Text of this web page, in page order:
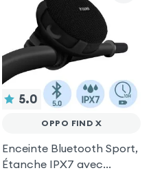
5.0
OPPO FIND X
Enceinte Bluetooth Sport,
Étanche IPX7 avec